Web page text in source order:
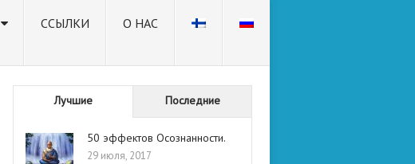
ССЫЛКИ О НАС
Лучшие Последние
50 эффектов Осознанности.
29 июля, 2017